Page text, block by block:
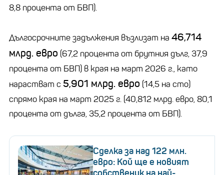
8,8 процента от БВП).
Дългосрочните задължения възлизат на 46,714
млрд. евро (67,2 процента от брутния дълг, 37,9
процента от БВП) в края на март 2026 г., като
нарастват с 5,901 млрд. евро (14,5 на сто)
спрямо края на март 2025 г. (40,812 млрд. евро, 80,1
процента от дълга, 35,2 процента от БВП).
Сделка за над 122 млн.
евро: Кой ще е новият